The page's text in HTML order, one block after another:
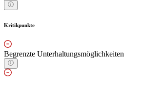
Kritikpunkte
Begrenzte Unterhaltungsmöglichkeiten